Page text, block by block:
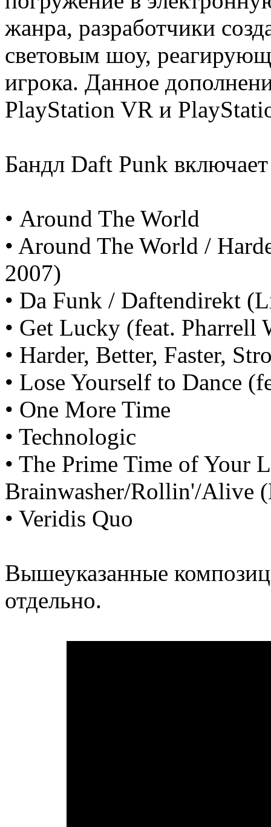
жанра, разработчики
световым шоу,
игрока. Данное
PlayStation VR и
Бандл Daft Punk
• Around The World
• Around The World /
2007)
• Da Funk / Daftendirekt
• Get Lucky (feat. Pharrell
• Harder, Better, Faster,
• Lose Yourself to Dance
• One More Time
• Technologic
• The Prime Time of Your
Brainwasher/Rollin'/Alive
• Veridis Quo
Вышеуказанные
отдельно.